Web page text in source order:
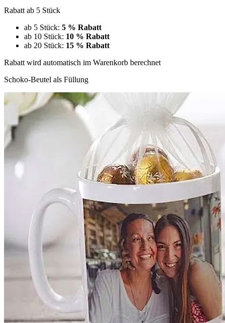
Rabatt ab 5 Stück
ab 5 Stück: 5 % Rabatt
ab 10 Stück: 10 % Rabatt
ab 20 Stück: 15 % Rabatt
Rabatt wird automatisch im Warenkorb berechnet
Schoko-Beutel als Füllung